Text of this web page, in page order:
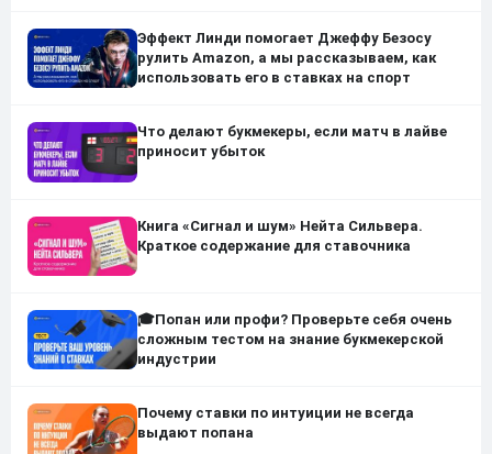
Эффект Линди помогает Джеффу Безосу
рулить Amazon, а мы рассказываем, как
использовать его в ставках на спорт
Что делают букмекеры, если матч в лайве
приносит убыток
Книга «Сигнал и шум» Нейта Сильвера.
Краткое содержание для ставочника
🎓Попан или профи? Проверьте себя очень
сложным тестом на знание букмекерской
индустрии
Почему ставки по интуиции не всегда
выдают попана